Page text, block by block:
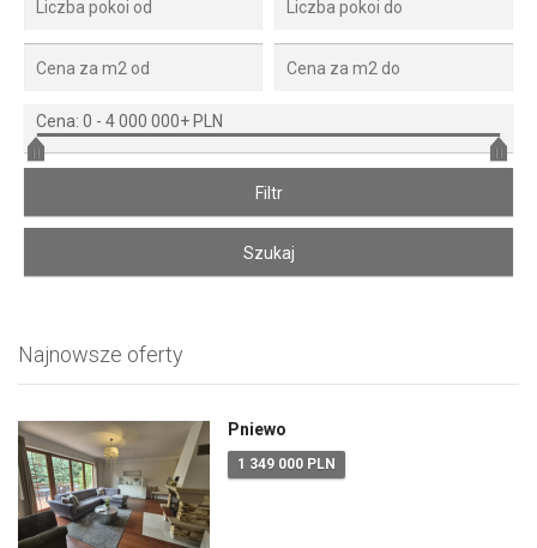
Cena: 0 - 4 000 000+ PLN
Najnowsze oferty
Pniewo
1 349 000 PLN